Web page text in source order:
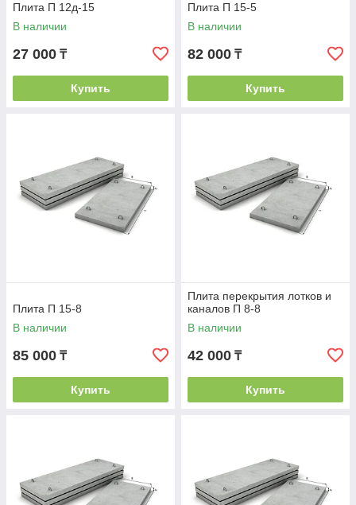
Плита П 12д-15
В наличии
27 000 ₸
Купить
Плита П 15-5
В наличии
82 000 ₸
Купить
Плита П 15-8
В наличии
85 000 ₸
Купить
Плита перекрытия лотков и
каналов П 8-8
В наличии
42 000 ₸
Купить